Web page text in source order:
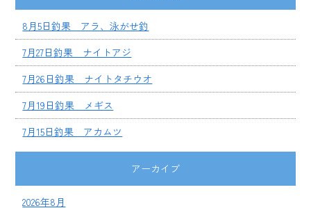
8月5日釣果 アラ、泳がせ釣
7月27日釣果 ナイトアジ
7月26日釣果 ナイトタチウオ
7月19日釣果 メギス
7月15日釣果 アカムツ
アーカイブ
2026年8月